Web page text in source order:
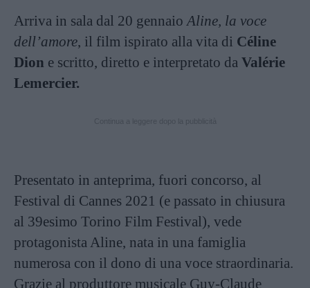
Arriva in sala dal 20 gennaioAline, la voce
dell’amore, il film ispirato alla vita di Céline
Dion e scritto, diretto e interpretato da Valérie
Lemercier.
Presentato in anteprima, fuori concorso, al
Festival di Cannes 2021 (e passato in chiusura
al 39esimo Torino Film Festival), vede
protagonista Aline, nata in una famiglia
numerosa con il dono di una voce straordinaria.
Grazie al produttore musicale Guy-Claude